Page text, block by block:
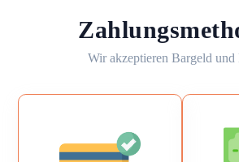
Wir akzeptieren Bargeld und